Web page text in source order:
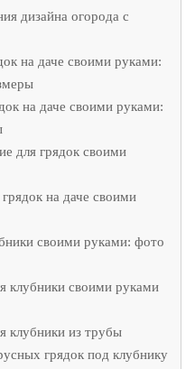
дизайна огорода с
на даче своими руками:
на даче своими руками:
для грядок своими
на даче своими
своими руками: фото
клубники своими руками
клубники из трубы
грядок под клубнику